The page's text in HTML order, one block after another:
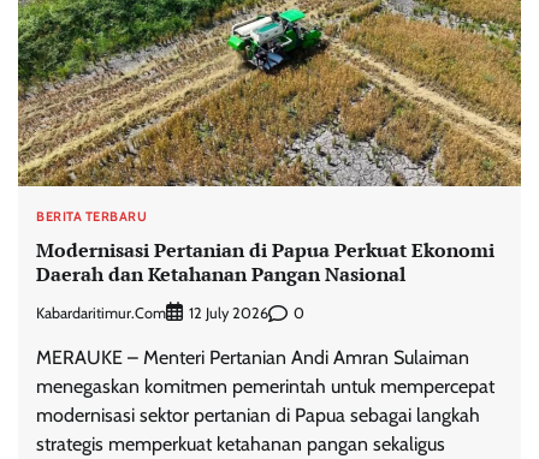
BERITA TERBARU
Modernisasi Pertanian di Papua Perkuat Ekonomi
Daerah dan Ketahanan Pangan Nasional
Kabardaritimur.com 12 July 2026 0
MERAUKE – Menteri Pertanian Andi Amran Sulaiman
menegaskan komitmen pemerintah untuk mempercepat
modernisasi sektor pertanian di Papua sebagai langkah
strategis memperkuat ketahanan pangan sekaligus